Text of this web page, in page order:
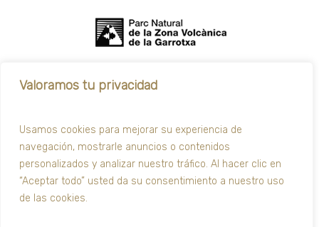
Valoramos tu privacidad
Usamos cookies para mejorar su experiencia de
navegación, mostrarle anuncios o contenidos
personalizados y analizar nuestro tráfico. Al hacer clic en
“Aceptar todo” usted da su consentimiento a nuestro uso
de las cookies.